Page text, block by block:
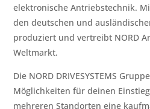
elektronische Antriebstechnik.
den deutschen und
produziert und vertreibt NORD
Weltmarkt.
Die NORD DRIVESYSTEMS
Möglichkeiten für deinen
mehreren Standorten eine